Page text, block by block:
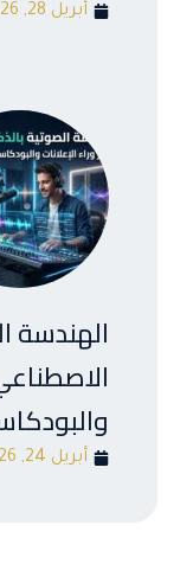
أبريل 28, 2026
الهندسة
والبودكاست
أبريل 24, 2026